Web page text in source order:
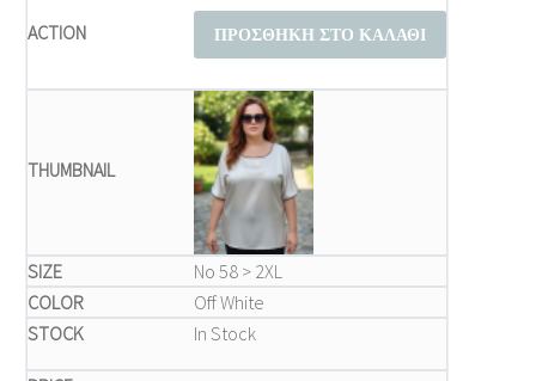
ΠΡΟΣΘΉΚΗ ΣΤΟ ΚΑΛΆΘΙ
Νο 58 > 2XL
Off White
In Stock